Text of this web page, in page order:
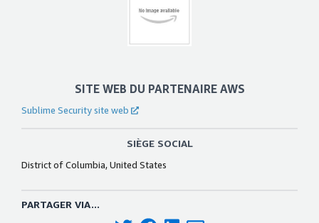
SITE WEB DU PARTENAIRE AWS
Sublime Security site web
SIÈGE SOCIAL
District of Columbia, United States
PARTAGER VIA...